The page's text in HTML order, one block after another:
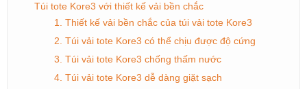
Túi tote Kore3 với thiết kế vải bền chắc
1. Thiết kế vải bền chắc của túi vải tote Kore3
2. Túi vải tote Kore3 có thể chịu được độ cứng
3. Túi vải tote Kore3 chống thấm nước
4. Túi vải tote Kore3 dễ dàng giặt sạch